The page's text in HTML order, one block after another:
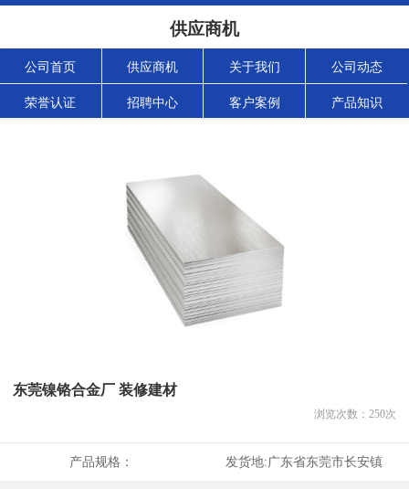
供应商机
公司首页 供应商机 关于我们 公司动态
荣誉认证 招聘中心 客户案例 产品知识
东莞镍铬合金厂 装修建材
浏览次数： 250次
产品规格： 发货地:广东省东莞市长安镇